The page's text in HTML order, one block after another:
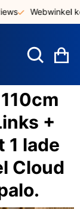
Webwinkel
+
1 lade
Cloud